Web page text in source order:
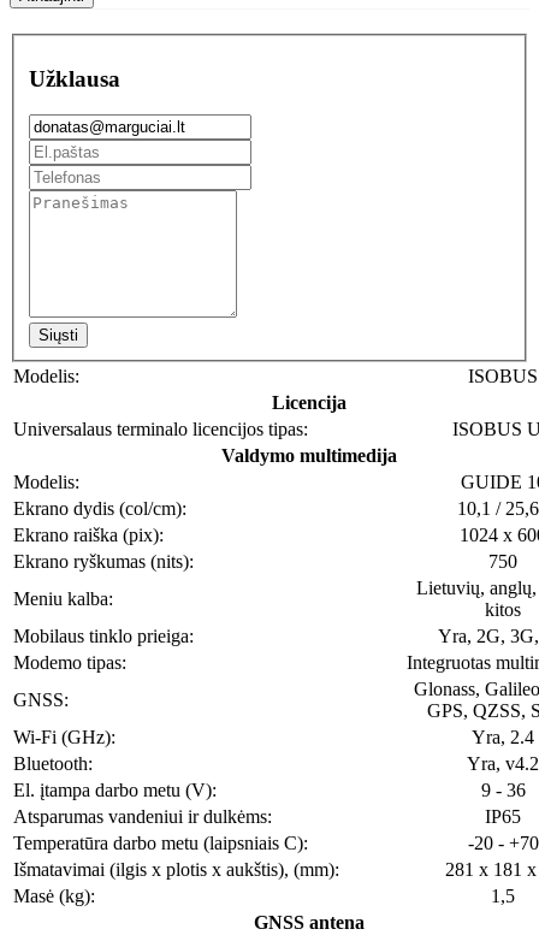
Užklausa
Siųsti
Modelis:
ISOBUS
Licencija
Universalaus terminalo licencijos tipas:
ISOBUS
Valdymo multimedija
Modelis:
GUIDE
Ekrano dydis (col/cm):
10,1 /
Ekrano raiška (pix):
1024 x
Ekrano ryškumas (nits):
750
Meniu kalba:
Lietuvių,
kitos
Mobilaus tinklo prieiga:
Yra, 2G,
Modemo tipas:
Integruotas
GNSS:
Glonass,
GPS, QZSS,
Wi-Fi (GHz):
Yra, 2.4
Bluetooth:
Yra, v4.2
El. įtampa darbo metu (V):
9 - 36
Atsparumas vandeniui ir dulkėms:
IP65
Temperatūra darbo metu (laipsniais C):
-20 - +70
Išmatavimai (ilgis x plotis x aukštis), (mm):
281 x 181
Masė (kg):
1,5
GNSS antena